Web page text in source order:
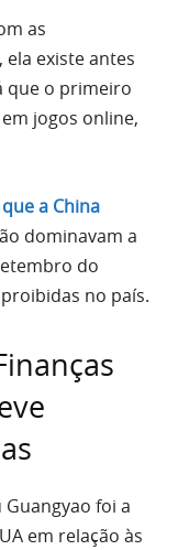
as
existe antes
que o primeiro
jogos online,
a China
dominavam a
do
no país.
foi a
em relação às